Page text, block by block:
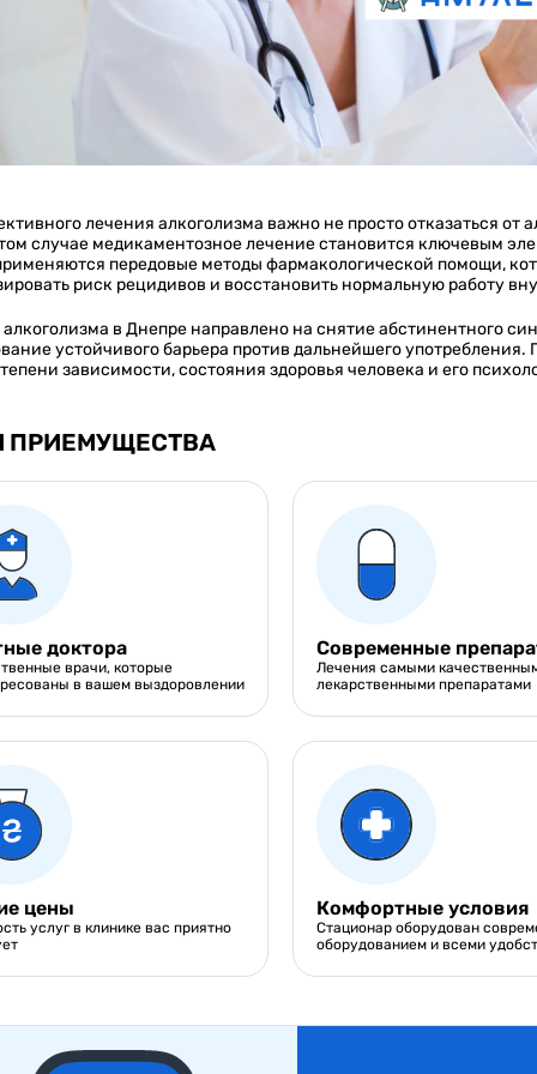
лечения алкоголизма важно не просто отказаться от
случае медикаментозное лечение становится ключевым
передовые методы фармакологической помощи,
риск рецидивов и восстановить нормальную работу
в Днепре направлено на снятие абстинентного
устойчивого барьера против дальнейшего
зависимости, состояния здоровья человека и его
ПРИЕМУЩЕСТВА
доктора
врачи, которые
в вашем выздоровлении
Современные
Лечения самыми
лекарственными препаратами
цены
услуг в клинике вас приятно
Комфортные условия
Стационар оборудован
оборудованием и всеми